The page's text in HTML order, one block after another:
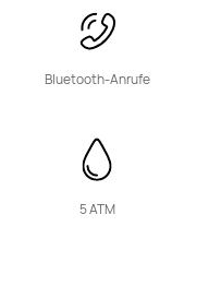
HUAWEI Band 11
Bluetooth-Anrufe
5 ATM